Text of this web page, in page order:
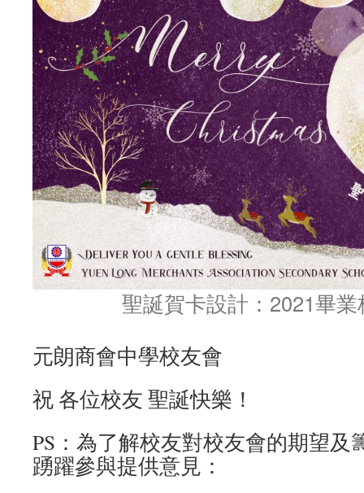
聖誕賀卡設計：2021畢
元朗商會中學校友會
祝 各位校友 聖誕快樂！
PS：為了解校友對校友會的期望及
踴躍參與提供意見：